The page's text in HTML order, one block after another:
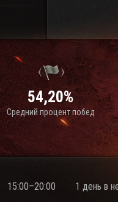
54,20%
Средний процент побед
15:00–20:00 1 день в